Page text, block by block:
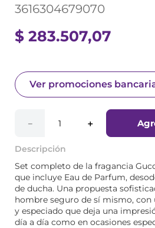
3616304679070
$ 283.507,07
Ver promociones
＋
－
Descripción
Set completo de la fragancia
que incluye Eau de Parfum,
de ducha. Una propuesta
hombre seguro de sí mismo, con
y especiado que deja una
día a día como en ocasiones